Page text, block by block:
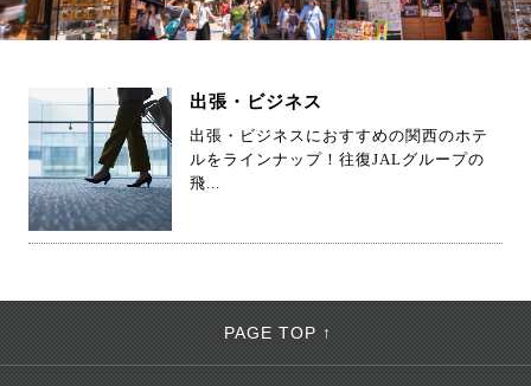
出張・ビジネス
出張・ビジネスにおすすめの関西のホテ
ルをラインナップ！往復JALグループの
飛...
PAGE TOP ↑